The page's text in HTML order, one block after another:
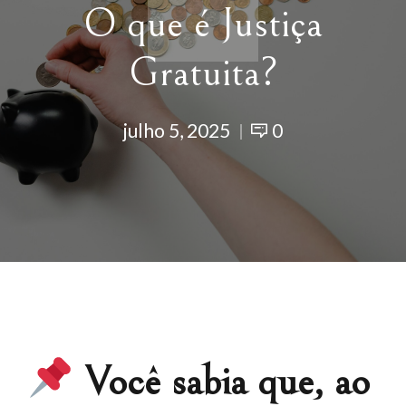
O que é Justiça
Gratuita?
julho 5, 2025 0
Você sabia que, ao